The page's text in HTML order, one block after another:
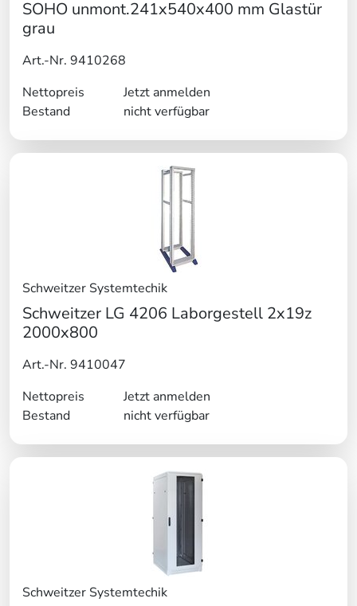
SOHO unmont.241x540x400 mm Glastür
grau
Art.-Nr. 9410268
Nettopreis
Jetzt anmelden
Bestand
nicht verfügbar
Schweitzer Systemtechik
Schweitzer LG 4206 Laborgestell 2x19z
2000x800
Art.-Nr. 9410047
Nettopreis
Jetzt anmelden
Bestand
nicht verfügbar
Schweitzer Systemtechik